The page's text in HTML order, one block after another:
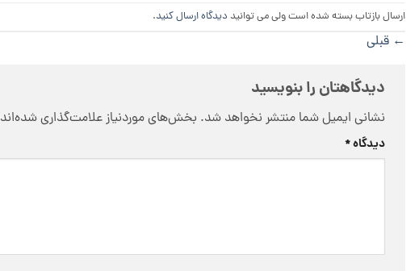
ارسال بازتاب بسته شده است ولی می توانید دیدگاه ارسال کنید.
← قبلی
دیدگاهتان را بنویسید
نشانی ایمیل شما منتشر نخواهد شد. بخش‌های موردنیاز علامت‌گذاری شده‌اند
دیدگاه*